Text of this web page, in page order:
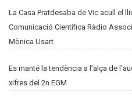
La Casa Pratdesaba de Vic acull el
Comunicació Científica Ràdio
Mònica Usart
Es manté la tendència a l’alça de
xifres del 2n EGM